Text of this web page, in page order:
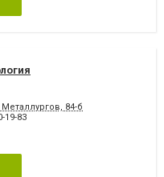
84-б
19-83